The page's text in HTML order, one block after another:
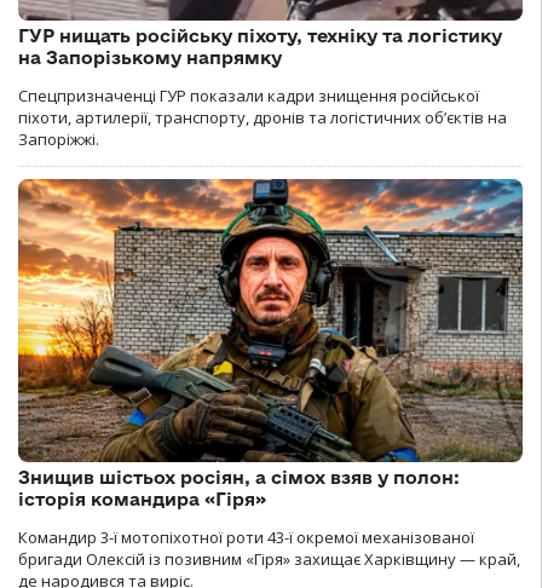
ГУР нищать російську піхоту, техніку та логістику
на Запорізькому напрямку
Спецпризначенці ГУР показали кадри знищення російської
піхоти, артилерії, транспорту, дронів та логістичних об’єктів на
Запоріжжі.
Знищив шістьох росіян, а сімох взяв у полон:
історія командира «Гіря»
Командир 3-ї мотопіхотної роти 43-ї окремої механізованої
бригади Олексій із позивним «Гіря» захищає Харківщину — край,
де народився та виріс.